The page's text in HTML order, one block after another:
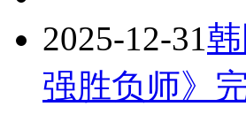
2025-12-31
强胜负师》